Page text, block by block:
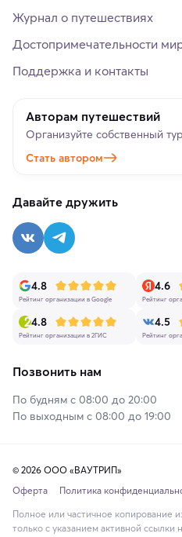
Журнал о путешествиях
Достопримечательности
Поддержка и контакты
Авторам путешествий
Организуйте собственный
Стать автором
Давайте дружить
4.8
Рейтинг организации в Google
4.6
Рейтинг
4.8
Рейтинг организации в 2ГИС
4.5
Рейтинг
Позвонить нам
По будням с 08:00 до 20:00
По выходным с 08:00 до 19:00
© 2026 ООО «ВАУТРИП»
Оферта
Политика
Полное или частичное копирование
только с указанием активной ссылки